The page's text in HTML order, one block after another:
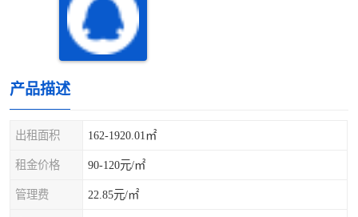
产品描述
出租面积 162-1920.01㎡
租金价格 90-120元/㎡
管理费 22.85元/㎡
宝安西乡
龙华观澜